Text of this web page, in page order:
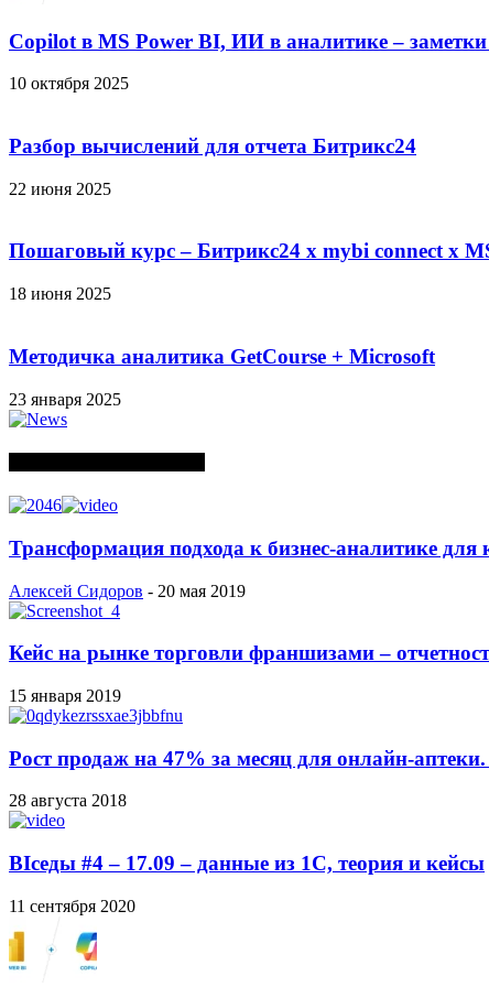
Copilot в MS Power BI, ИИ в аналитике – заметки
10 октября 2025
Разбор вычислений для отчета Битрикс24
22 июня 2025
Пошаговый курс – Битрикс24 х mybi connect х
18 июня 2025
Методичка аналитика GetCourse + Microsoft
23 января 2025
Трансформация подхода к бизнес-аналитике для
Алексей Сидоров - 20 мая 2019
Кейс на рынке торговли франшизами –
15 января 2019
Рост продаж на 47% за месяц для онлайн-
28 августа 2018
BIседы #4 – 17.09 – данные из 1С, теория и кейсы
11 сентября 2020